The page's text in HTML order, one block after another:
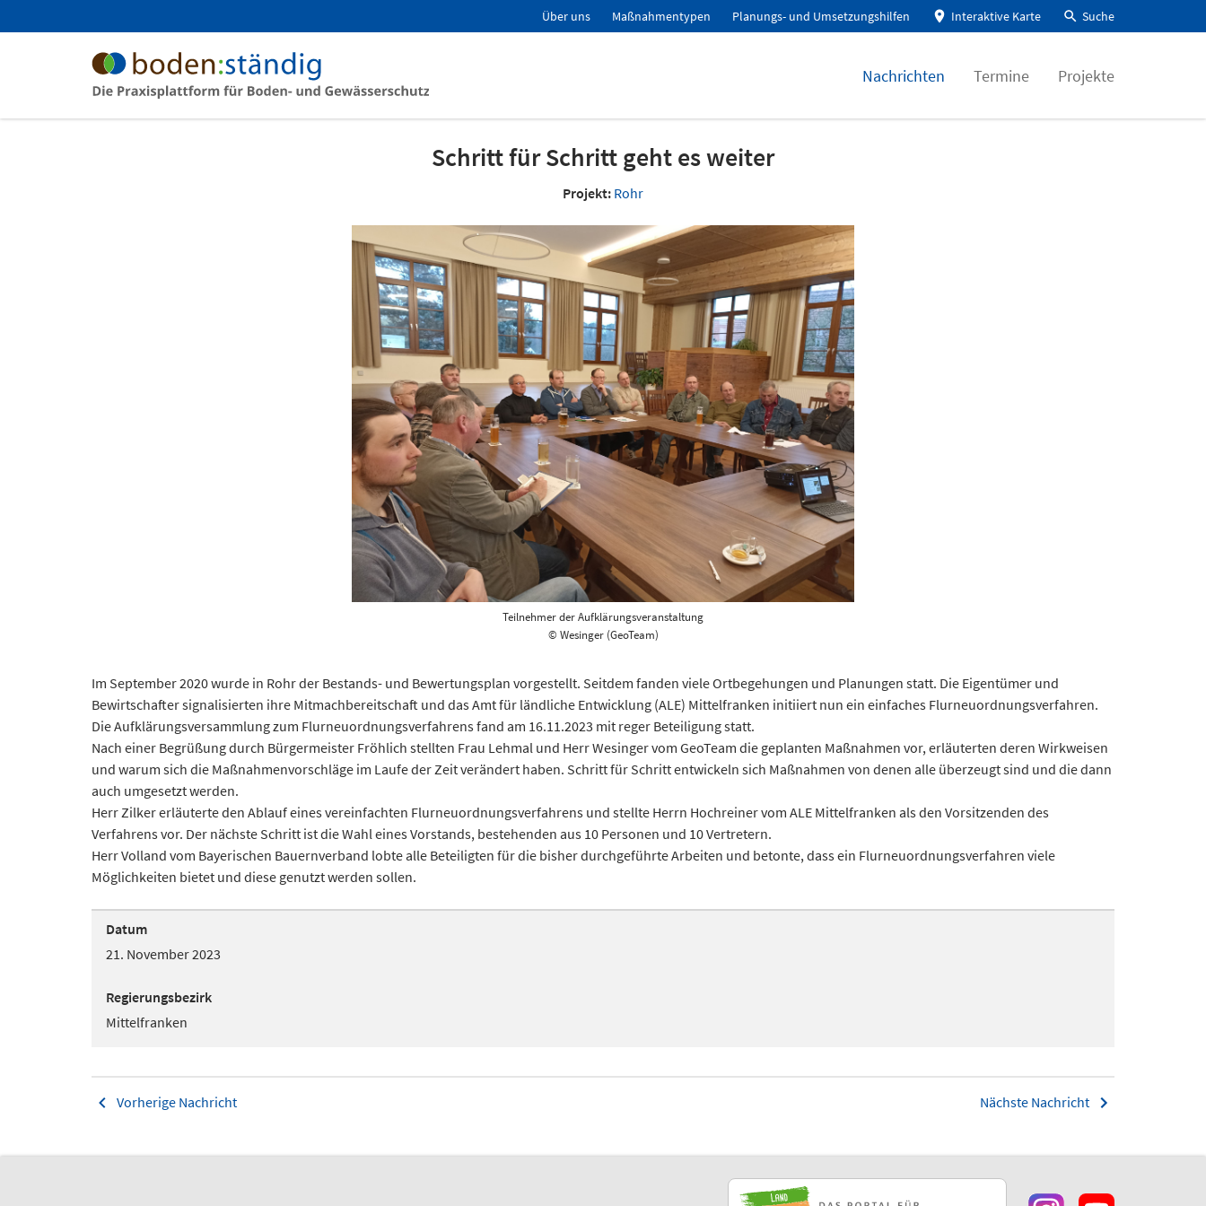
Über uns Maßnahmentypen Planungs- und Umsetzungshilfen Interaktive Karte Suche
Nachrichten Termine Projekte
Schritt für Schritt geht es weiter
Projekt: Rohr
Teilnehmer der Aufklärungsveranstaltung
© Wesinger (GeoTeam)
Im September 2020 wurde in Rohr der Bestands- und Bewertungsplan vorgestellt. Seitdem fanden viele Ortbegehungen und Planungen statt. Die Eigentümer und
Bewirtschafter signalisierten ihre Mitmachbereitschaft und das Amt für ländliche Entwicklung (ALE) Mittelfranken initiiert nun ein einfaches Flurneuordnungsverfahren.
Die Aufklärungsversammlung zum Flurneuordnungsverfahrens fand am 16.11.2023 mit reger Beteiligung statt.
Nach einer Begrüßung durch Bürgermeister Fröhlich stellten Frau Lehmal und Herr Wesinger vom GeoTeam die geplanten Maßnahmen vor, erläuterten deren Wirkweisen
und warum sich die Maßnahmenvorschläge im Laufe der Zeit verändert haben. Schritt für Schritt entwickeln sich Maßnahmen von denen alle überzeugt sind und die dann
auch umgesetzt werden.
Herr Zilker erläuterte den Ablauf eines vereinfachten Flurneuordnungsverfahrens und stellte Herrn Hochreiner vom ALE Mittelfranken als den Vorsitzenden des
Verfahrens vor. Der nächste Schritt ist die Wahl eines Vorstands, bestehenden aus 10 Personen und 10 Vertretern.
Herr Volland vom Bayerischen Bauernverband lobte alle Beteiligten für die bisher durchgeführte Arbeiten und betonte, dass ein Flurneuordnungsverfahren viele
Möglichkeiten bietet und diese genutzt werden sollen.
Datum
21. November 2023
Regierungsbezirk
Mittelfranken
Vorherige Nachricht Nächste Nachricht